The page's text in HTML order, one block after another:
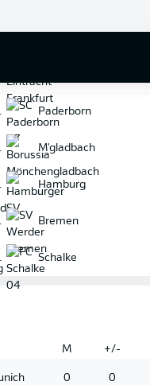
Paderborn
M'gladbach
Hamburg
Bremen
Schalke
M +/-
0 0